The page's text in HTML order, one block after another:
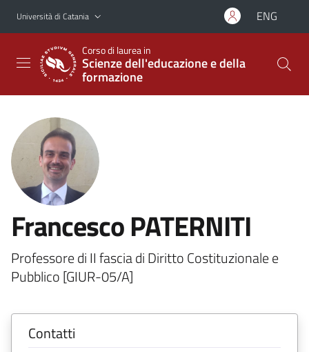
Vai al contenuto principale
Vai al menu di navigazione
Università di Catania ENG
Corso di laurea in
Scienze dell'educazione e della
formazione
Francesco PATERNITI
Professore di II fascia di Diritto Costituzionale e
Pubblico [GIUR-05/A]
Contatti